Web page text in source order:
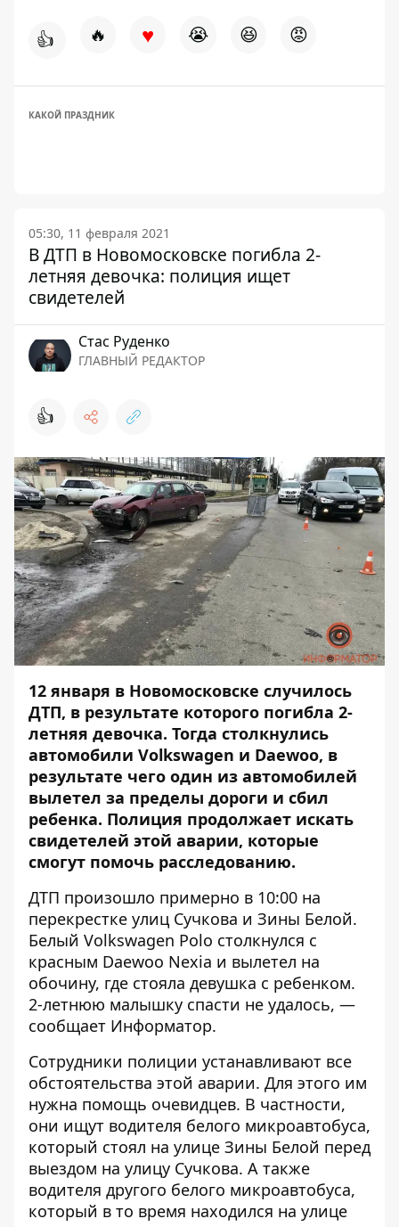
👍 🔥 ♥ 😭 😆 😡
КАКОЙ ПРАЗДНИК
05:30, 11 февраля 2021
В ДТП в Новомосковске погибла 2-
летняя девочка: полиция ищет
свидетелей
Стаc Руденко
ГЛАВНЫЙ РЕДАКТОР
👍
12 января в Новомосковске случилось
ДТП, в результате которого погибла 2-
летняя девочка. Тогда столкнулись
автомобили Volkswagen и Daewoo, в
результате чего один из автомобилей
вылетел за пределы дороги и сбил
ребенка. Полиция продолжает искать
свидетелей этой аварии, которые
смогут помочь расследованию.
ДТП произошло примерно в 10:00 на
перекрестке улиц Сучкова и Зины Белой.
Белый Volkswagen Polo столкнулся с
красным Daewoo Nexia и вылетел на
обочину, где стояла девушка с ребенком.
2-летнюю малышку спасти не удалось, —
сообщает Информатор.
Сотрудники полиции устанавливают все
обстоятельства этой аварии. Для этого им
нужна помощь очевидцев. В частности,
они ищут водителя белого микроавтобуса,
который стоял на улице Зины Белой перед
выездом на улицу Сучкова. А также
водителя другого белого микроавтобуса,
который в то время находился на улице